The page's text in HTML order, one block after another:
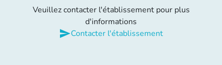
Veuillez contacter l'établissement pour plus
d'informations
sendContacter l'établissement